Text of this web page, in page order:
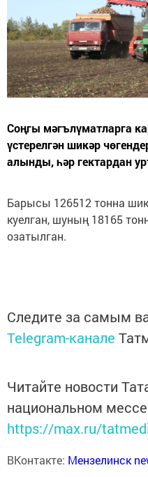
Соңгы мәгълүматларга
үстерелгән шикәр
алынды, һәр гектардан
Барысы 126512 тонна
куелган, шуның 18165
озатылган.
Следите за самым
Telegram-канале
Читайте новости
национальном
https://max.ru/
ВКонтакте: Мензелинск